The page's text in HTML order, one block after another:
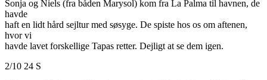
Sonja og Niels (fra båden Marysol) kom fra La Palma til havnen, de
havde
haft en lidt hård sejltur med søsyge. De spiste hos os om aftenen,
hvor vi
havde lavet forskellige Tapas retter. Dejligt at se dem igen.
2/10 24 S